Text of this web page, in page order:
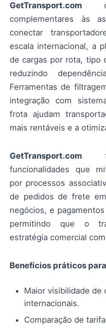
GetTransport.com
complementares às
conectar
escala internacional, a
de cargas por rota, tipo
reduzindo
Ferramentas de
integração com
frota ajudam
mais rentáveis e a
GetTransport.com
funcionalidades que
por processos
de pedidos de frete
negócios, e
permitindo que o
estratégia comercial
Benefícios práticos
Maior visibilidade de
internacionais.
Comparação de